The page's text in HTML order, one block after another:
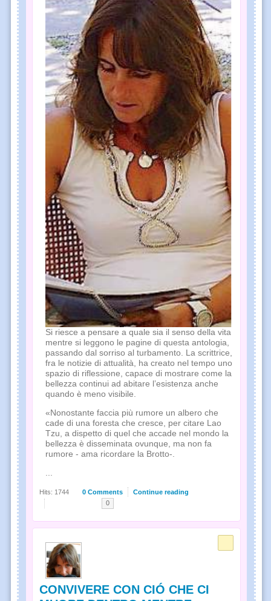
Si riesce a pensare a quale sia il senso della vita
mentre si leggono le pagine di questa antologia,
passando dal sorriso al turbamento. La scrittrice,
fra le notizie di attualità, ha creato nel tempo uno
spazio di riflessione, capace di mostrare come la
bellezza continui ad abitare l’esistenza anche
quando è meno visibile.
«Nonostante faccia più rumore un albero che
cade di una foresta che cresce, per citare Lao
Tzu, a dispetto di quel che accade nel mondo la
bellezza è disseminata ovunque, ma non fa
rumore - ama ricordare la Brotto-.
...
0 Comments Continue reading
Hits: 1744
0
CONVIVERE CON CIÓ CHE CI